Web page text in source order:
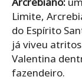
Limite,
do Espírito
já viveu
Valentina
fazendeiro.